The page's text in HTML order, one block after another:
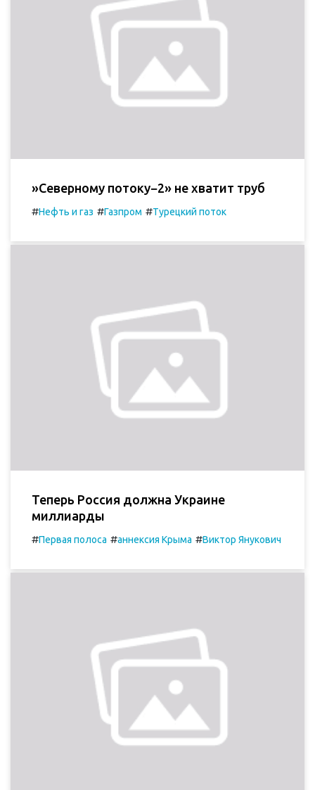
»Северному потоку−2» не хватит труб
#Нефть и газ #Газпром #Турецкий поток
Теперь Россия должна Украине
миллиарды
#Первая полоса #аннексия Крыма #Виктор Янукович